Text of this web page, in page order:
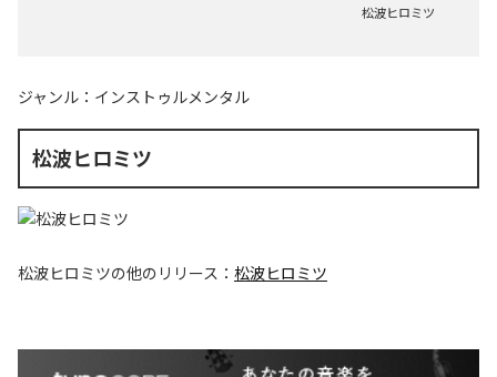
松波ヒロミツ
ジャンル： インストゥルメンタル
松波ヒロミツ
松波ヒロミツの他のリリース： 松波ヒロミツ